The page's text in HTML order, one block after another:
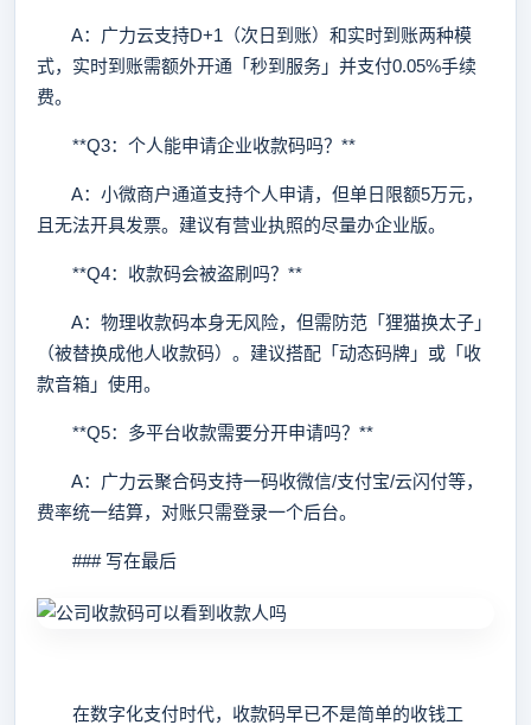
A：广力云支持D+1（次日到账）和实时到账两种模
式，实时到账需额外开通「秒到服务」并支付0.05%手续
费。
**Q3：个人能申请企业收款码吗？**
A：小微商户通道支持个人申请，但单日限额5万元，
且无法开具发票。建议有营业执照的尽量办企业版。
**Q4：收款码会被盗刷吗？**
A：物理收款码本身无风险，但需防范「狸猫换太子」
（被替换成他人收款码）。建议搭配「动态码牌」或「收
款音箱」使用。
**Q5：多平台收款需要分开申请吗？**
A：广力云聚合码支持一码收微信/支付宝/云闪付等，
费率统一结算，对账只需登录一个后台。
### 写在最后
在数字化支付时代，收款码早已不是简单的收钱工